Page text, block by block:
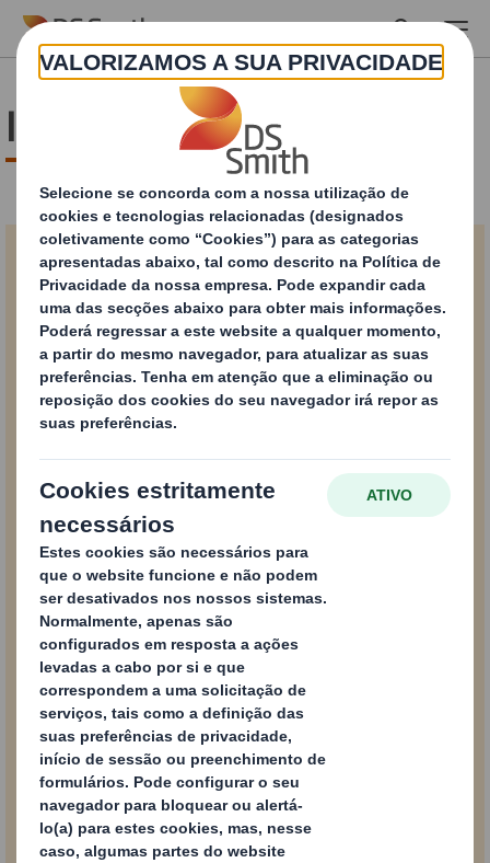
Skip to main content
Infografia Fanfold
Para ver este conteúdo, deve aceitar as cookies de “desempenho"
Descarregar infografia